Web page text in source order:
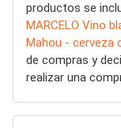
productos se
MARCELO Vino
Mahou - cerveza
de compras y
realizar una